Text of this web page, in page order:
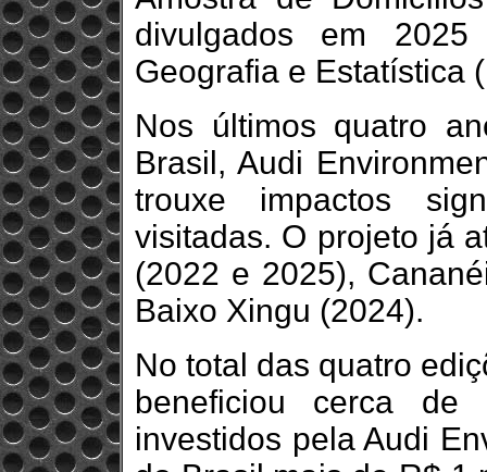
divulgados em
Geografia e Estatística
Nos últimos quatro
Brasil, Audi
trouxe impactos
visitadas. O projeto já
(2022 e 2025),
Baixo Xingu (2024).
No total das quatro
beneficiou cerca
investidos pela Audi